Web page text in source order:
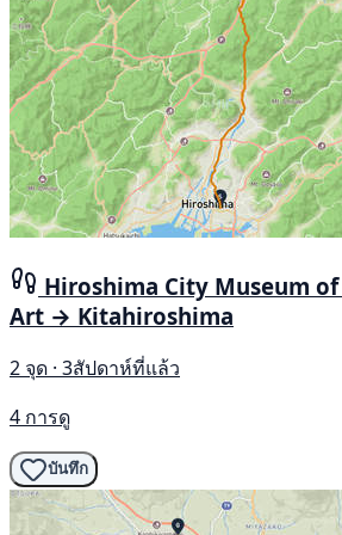
Hiroshima City Museum
Art → Kitahiroshima
2 จุด · 3สัปดาห์ที่แล้ว
4 การดู
บันทึก